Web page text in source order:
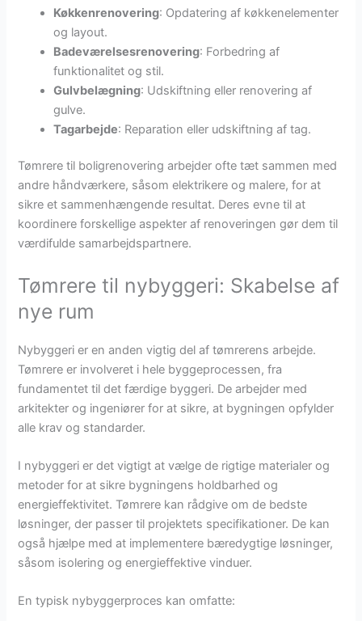
Køkkenrenovering: Opdatering af køkkenelementer
og layout.
Badeværelsesrenovering: Forbedring af
funktionalitet og stil.
Gulvbelægning: Udskiftning eller renovering af
gulve.
Tagarbejde: Reparation eller udskiftning af tag.
Tømrere til boligrenovering arbejder ofte tæt sammen med
andre håndværkere, såsom elektrikere og malere, for at
sikre et sammenhængende resultat. Deres evne til at
koordinere forskellige aspekter af renoveringen gør dem til
værdifulde samarbejdspartnere.
Tømrere til nybyggeri: Skabelse af
nye rum
Nybyggeri er en anden vigtig del af tømrerens arbejde.
Tømrere er involveret i hele byggeprocessen, fra
fundamentet til det færdige byggeri. De arbejder med
arkitekter og ingeniører for at sikre, at bygningen opfylder
alle krav og standarder.
I nybyggeri er det vigtigt at vælge de rigtige materialer og
metoder for at sikre bygningens holdbarhed og
energieffektivitet. Tømrere kan rådgive om de bedste
løsninger, der passer til projektets specifikationer. De kan
også hjælpe med at implementere bæredygtige løsninger,
såsom isolering og energieffektive vinduer.
En typisk nybyggerproces kan omfatte: